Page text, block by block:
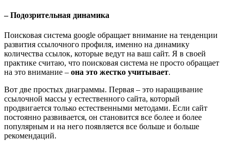
– Подозрительная динамика
Поисковая система google обращает внимание на тенденции
развития ссылочного профиля, именно на динамику
количества ссылок, которые ведут на ваш сайт. Я в своей
практике считаю, что поисковая система не просто обращает
на это внимание – она это жестко учитывает.
Вот две простых диаграммы. Первая – это наращивание
ссылочной массы у естественного сайта, который
продвигается только естественными методами. Если сайт
постоянно развивается, он становится все более и более
популярным и на него появляется все больше и больше
рекомендаций.